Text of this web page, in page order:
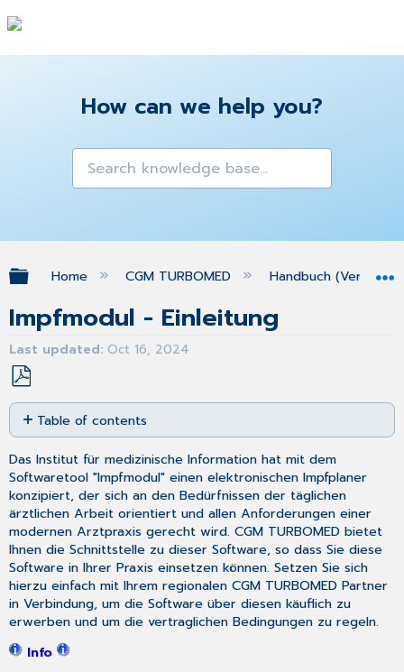
How can we help you?
Expand/collapse global hierarchy
Home CGM TURBOMED Handbuch (Version
Impfmodul - Einleitung
Last updated Oct 16, 2024
Save
as
PDF
Table of contents
von
Impfmodul
Als
erstes
sollten
Sie
einen
Blick
in
die
Grundeinstellungen
Das Institut für medizinische Information hat mit dem
Softwaretool "Impfmodul" einen elektronischen Impfplaner
konzipiert, der sich an den Bedürfnissen der täglichen
ärztlichen Arbeit orientiert und allen Anforderungen einer
modernen Arztpraxis gerecht wird. CGM TURBOMED bietet
Ihnen die Schnittstelle zu dieser Software, so dass Sie diese
Software in Ihrer Praxis einsetzen können. Setzen Sie sich
hierzu einfach mit Ihrem regionalen CGM TURBOMED Partner
in Verbindung, um die Software über diesen käuflich zu
erwerben und um die vertraglichen Bedingungen zu regeln.
Info